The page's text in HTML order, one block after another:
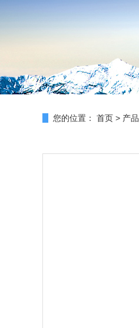
您的位置： 首页 > 产